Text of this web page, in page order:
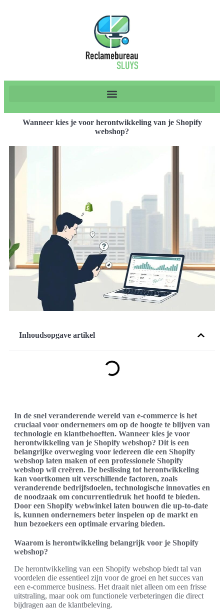
Wanneer kies je voor herontwikkeling van je Shopify
webshop?
Inhoudsopgave artikel
In de snel veranderende wereld van e-commerce is het
cruciaal voor ondernemers om op de hoogte te blijven van
technologie en klantbehoeften. Wanneer kies je voor
herontwikkeling van je Shopify webshop? Dit is een
belangrijke overweging voor iedereen die een Shopify
webshop laten maken of een professionele Shopify
webshop wil creëren. De beslissing tot herontwikkeling
kan voortkomen uit verschillende factoren, zoals
veranderende bedrijfsdoelen, technologische innovaties en
de noodzaak om concurrentiedruk het hoofd te bieden.
Door een Shopify webwinkel laten bouwen die up-to-date
is, kunnen ondernemers beter inspelen op de markt en
hun bezoekers een optimale ervaring bieden.
Waarom is herontwikkeling belangrijk voor je Shopify
webshop?
De herontwikkeling van een Shopify webshop biedt tal van
voordelen die essentieel zijn voor de groei en het succes van
een e-commerce business. Het draait niet alleen om een frisse
uitstraling, maar ook om functionele verbeteringen die direct
bijdragen aan de klantbeleving.